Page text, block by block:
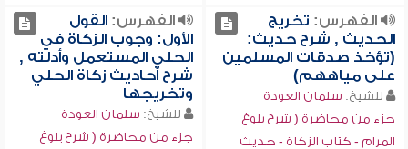
الفهرس: تخريج
الحديث , شرح حديث:
(تؤخذ صدقات المسلمين
على مياههم)
للشيخ: سلمان العودة
جزء من محاضرة ( شرح بلوغ
المرام - كتاب الزكاة - حديث
الفهرس:القول
الأول: وجوب الزكاة في
الحلي المستعمل وأدلته ,
شرح أحاديث زكاة الحلي
وتخريجها
للشيخ: سلمان العودة
جزء من محاضرة ( شرح بلوغ